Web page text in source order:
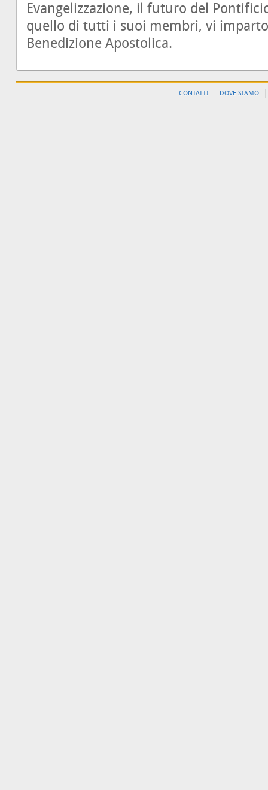
Evangelizzazione, il futuro del
quello di tutti i suoi membri, vi
Benedizione Apostolica.
CONTATTI DOVE SIAMO